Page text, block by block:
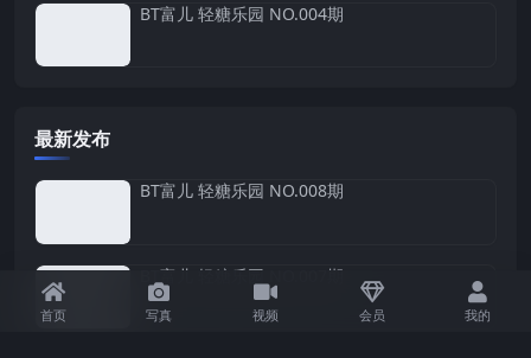
BT富儿 轻糖乐园 NO.004期
最新发布
BT富儿 轻糖乐园 NO.008期
BT富儿 轻糖乐园 NO.007期
首页 写真 视频 会员 我的